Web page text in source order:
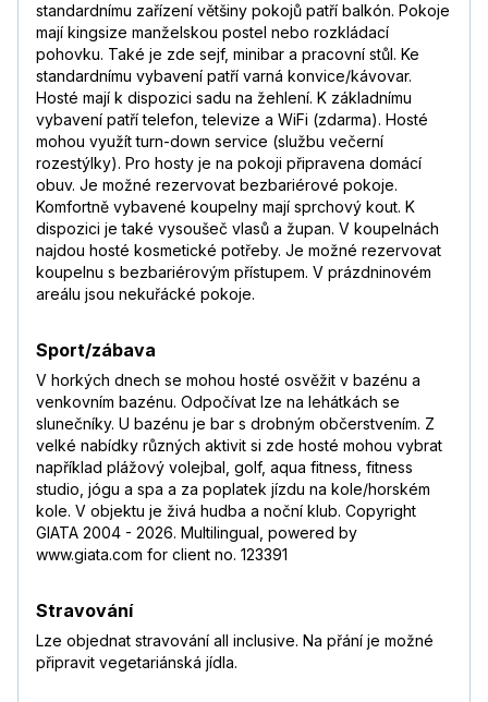
standardnímu zařízení většiny pokojů patří balkón. Pokoje
mají kingsize manželskou postel nebo rozkládací
pohovku. Také je zde sejf, minibar a pracovní stůl. Ke
standardnímu vybavení patří varná konvice/kávovar.
Hosté mají k dispozici sadu na žehlení. K základnímu
vybavení patří telefon, televize a WiFi (zdarma). Hosté
mohou využít turn-down service (službu večerní
rozestýlky). Pro hosty je na pokoji připravena domácí
obuv. Je možné rezervovat bezbariérové pokoje.
Komfortně vybavené koupelny mají sprchový kout. K
dispozici je také vysoušeč vlasů a župan. V koupelnách
najdou hosté kosmetické potřeby. Je možné rezervovat
koupelnu s bezbariérovým přístupem. V prázdninovém
areálu jsou nekuřácké pokoje.
Sport/zábava
V horkých dnech se mohou hosté osvěžit v bazénu a
venkovním bazénu. Odpočívat lze na lehátkách se
slunečníky. U bazénu je bar s drobným občerstvením. Z
velké nabídky různých aktivit si zde hosté mohou vybrat
například plážový volejbal, golf, aqua fitness, fitness
studio, jógu a spa a za poplatek jízdu na kole/horském
kole. V objektu je živá hudba a noční klub. Copyright
GIATA 2004 - 2026. Multilingual, powered by
www.giata.com for client no. 123391
Stravování
Lze objednat stravování all inclusive. Na přání je možné
připravit vegetariánská jídla.